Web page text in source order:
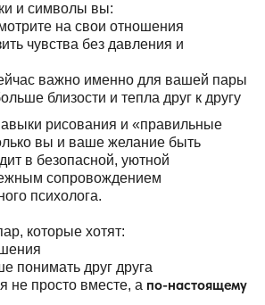
и символы вы:
на свои отношения
чувства без давления и
важно именно для вашей пары
близости и тепла друг к другу
рисования и «правильные
вы и ваше желание быть
в безопасной, уютной
сопровождением
психолога.
которые хотят:
понимать друг друга
не просто вместе, а по-настоящему